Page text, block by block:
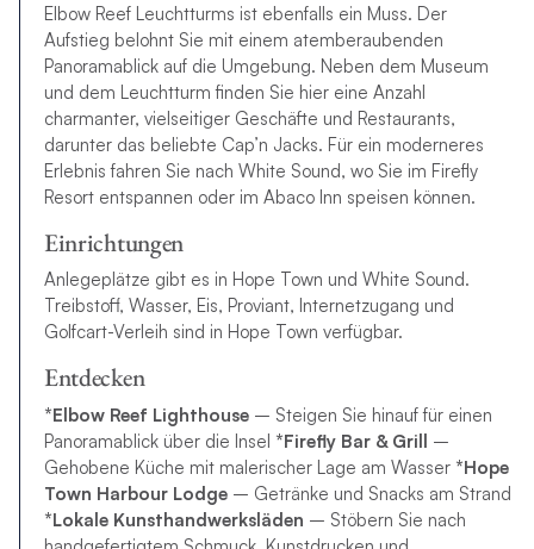
Elbow Reef Leuchtturms ist ebenfalls ein Muss. Der
Aufstieg belohnt Sie mit einem atemberaubenden
Panoramablick auf die Umgebung. Neben dem Museum
und dem Leuchtturm finden Sie hier eine Anzahl
charmanter, vielseitiger Geschäfte und Restaurants,
darunter das beliebte Cap’n Jacks. Für ein moderneres
Erlebnis fahren Sie nach White Sound, wo Sie im Firefly
Resort entspannen oder im Abaco Inn speisen können.
Einrichtungen
Anlegeplätze gibt es in Hope Town und White Sound.
Treibstoff, Wasser, Eis, Proviant, Internetzugang und
Golfcart-Verleih sind in Hope Town verfügbar.
Entdecken
*Elbow Reef Lighthouse– Steigen Sie hinauf für einen
Panoramablick über die Insel *Firefly Bar & Grill –
Gehobene Küche mit malerischer Lage am Wasser *Hope
Town Harbour Lodge– Getränke und Snacks am Strand
*Lokale Kunsthandwerksläden – Stöbern Sie nach